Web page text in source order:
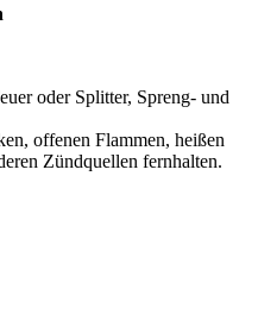
oder Splitter, Spreng- und
offenen Flammen, heißen
Zündquellen fernhalten.